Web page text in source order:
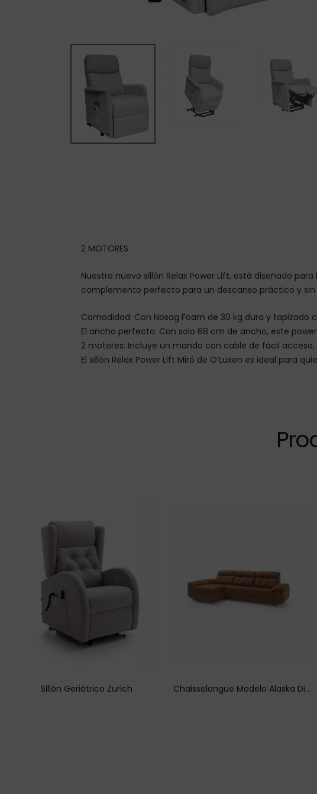
2 MOTORES
Nuestro nuevo sillón Relax Power Lift, está diseñado
complemento perfecto para un descanso práctico y sin
Comodidad: Con Nosag Foam de 30 kg dura y
El ancho perfecto: Con solo 68 cm de ancho, este
2 motores: Incluye un mando con cable de fácil
El sillón Relax Power Lift Miró de O’Luxen es ideal para
Sillón Geriátrico Zurich Chaisselongue Modelo Alaska Divani